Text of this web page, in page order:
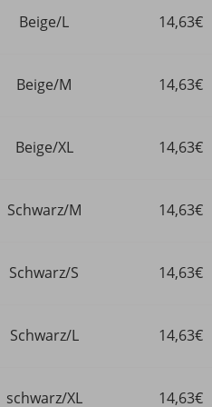
V-
„Eleganter, schulterfreier
Pullover mit Cut-Outs für
Pullover“
35,95€ aus
Beige/L 14,63€
Beige/M 14,63€
Beige/XL 14,63€
Schwarz/M 14,63€
Schwarz/S 14,63€
Schwarz/L 14,63€
schwarz/XL 14,63€